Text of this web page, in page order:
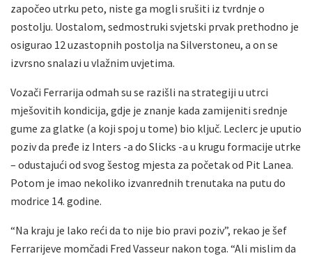
započeo utrku peto, niste ga mogli srušiti iz tvrdnje o
postolju. Uostalom, sedmostruki svjetski prvak prethodno je
osigurao 12 uzastopnih postolja na Silverstoneu, a on se
izvrsno snalazi u vlažnim uvjetima.
Vozači Ferrarija odmah su se razišli na strategiji u utrci
mješovitih kondicija, gdje je znanje kada zamijeniti srednje
gume za glatke (a koji spoj u tome) bio ključ. Leclerc je uputio
poziv da pređe iz Inters -a do Slicks -a u krugu formacije utrke
– odustajući od svog šestog mjesta za početak od Pit Lanea.
Potom je imao nekoliko izvanrednih trenutaka na putu do
modrice 14. godine.
“Na kraju je lako reći da to nije bio pravi poziv”, rekao je šef
Ferrarijeve momčadi Fred Vasseur nakon toga. “Ali mislim da